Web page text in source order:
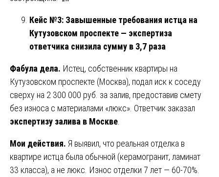
Кейс №3: Завышенные требования истца на
Кутузовском проспекте — экспертиза
ответчика снизила сумму в 3,7 раза
Фабула дела. Истец, собственник квартиры на
Кутузовском проспекте (Москва), подал иск к соседу
сверху на 2 300 000 руб. за залив, предоставив смету
без износа с материалами «люкс». Ответчик заказал
экспертизу залива в Москве
Мои действия. Я выявил, что реальная отделка в
квартире истца была обычной (керамогранит, ламинат
33 класса), а не люкс. Износ отделки 7 лет — 60-70%.